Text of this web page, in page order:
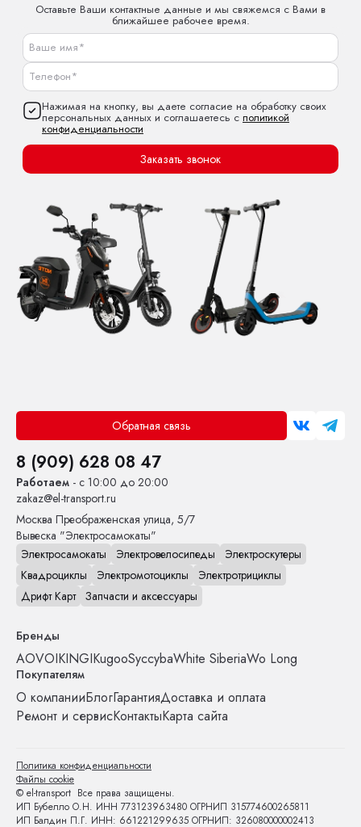
Оставьте Ваши контактные данные и мы свяжемся с Вами в
ближайшее рабочее время.
Нажимая на кнопку, вы даете согласие на обработку своих
персональных данных и соглашаетесь с политикой
конфиденциальности
Заказать звонок
Обратная связь
8 (909) 628 08 47
Работаем - с 10:00 до 20:00
zakaz@el-transport.ru
Москва Преображенская улица, 5/7
Вывеска "Электросамокаты"
Электросамокаты
Электровелосипеды
Электроскутеры
Квадроциклы
Электромотоциклы
Электротрициклы
Дрифт Карт Запчасти и аксессуары
Бренды
AOVOIKINGIKugooSyccybaWhite SiberiaWo Long
Покупателям
О компанииБлогГарантияДоставка и оплата
Ремонт и сервисКонтактыКарта сайта
© el-transport Все права защищены.
ИП Бубелло О.Н. ИНН 773123963480 ОГРНИП 315774600265811
ИП Балдин П.Г. ИНН: 661221299635 ОГРНИП: 326080000002413
Политика конфиденциальности
Файлы cookie